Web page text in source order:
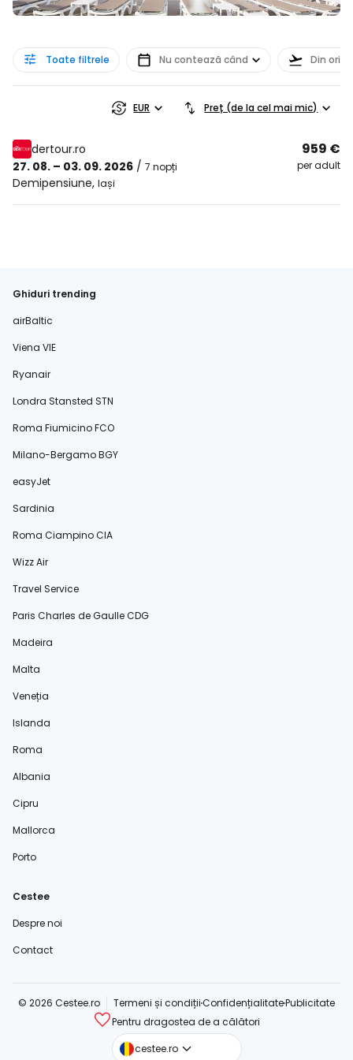
Toate filtrele Nu contează când Din
EUR Preț (de la cel mai mic)
dertour.ro
27. 08. – 03. 09. 2026 / 7 nopți
Demipensiune, Iași
959 €
per adult
Ghiduri trending
airBaltic
Viena VIE
Ryanair
Londra Stansted STN
Roma Fiumicino FCO
Milano-Bergamo BGY
easyJet
Sardinia
Roma Ciampino CIA
Wizz Air
Travel Service
Paris Charles de Gaulle CDG
Madeira
Malta
Veneția
Islanda
Roma
Albania
Cipru
Mallorca
Porto
Cestee
Despre noi
Contact
© 2026 Cestee.ro Termeni și condițiiConfidențialitatePublicitate
Pentru dragostea de a călători
cestee.ro
cestee.com